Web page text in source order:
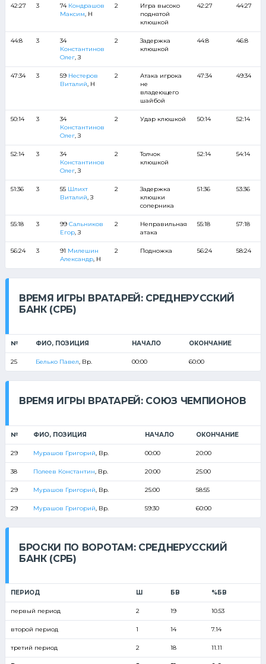
42:27 3 74 Кондрашов
Максим, Н
2
Игра высоко
поднятой
клюшкой
42:27 44:27
44:8 3
34
Константинов
Олег, З
2
Задержка
клюшкой
44:8 46:8
47:34 3 59 Нестеров
Виталий, Н
2
Атака игрока
не
владеющего
шайбой
47:34 49:34
50:14 3
34
Константинов
Олег, З
2 Удар клюшкой 50:14 52:14
52:14 3
34
Константинов
Олег, З
2
Толчок
клюшкой
52:14 54:14
51:36 3 55 Шлихт
Виталий, З
2
Задержка
клюшки
соперника
51:36 53:36
55:18 3 99 Сальников
Егор, З
2
Неправильная
атака
55:18 57:18
56:24 3 91 Милешин
Александр, Н
2 Подножка 56:24 58:24
ВРЕМЯ ИГРЫ ВРАТАРЕЙ: СРЕДНЕРУССКИЙ
БАНК (СРБ)
№ ФИО, ПОЗИЦИЯ НАЧАЛО ОКОНЧАНИЕ
25 Белько Павел, Вр. 00:00 60:00
ВРЕМЯ ИГРЫ ВРАТАРЕЙ: СОЮЗ ЧЕМПИОНОВ
№ ФИО, ПОЗИЦИЯ НАЧАЛО ОКОНЧАНИЕ
29 Мурашов Григорий, Вр. 00:00 20:00
38 Полеев Константин, Вр. 20:00 25:00
29 Мурашов Григорий, Вр. 25:00 58:55
29 Мурашов Григорий, Вр. 59:30 60:00
БРОСКИ ПО ВОРОТАМ: СРЕДНЕРУССКИЙ
БАНК (СРБ)
ПЕРИОД Ш БВ %БВ
первый период 2 19 10.53
второй период 1 14 7.14
третий период 2 18 11.11